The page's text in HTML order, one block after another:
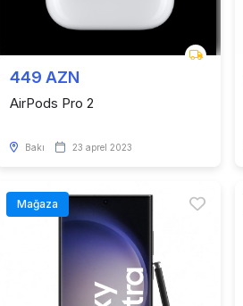
449 AZN
AirPods Pro 2
Bakı 23 aprel 2023
Mağaza